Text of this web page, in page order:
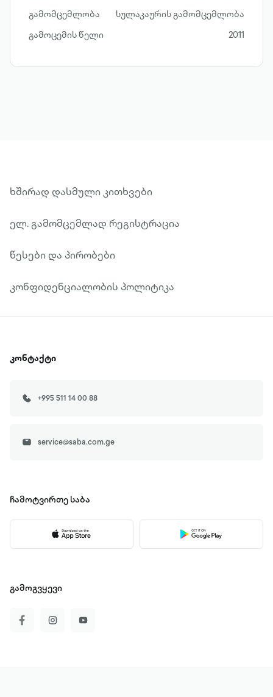
გამომცემლობა
სულაკაურის გამომცემლობა
გამოცემის წელი
2011
ხშირად დასმული კითხვები
ელ. გამომცემლად რეგისტრაცია
წესები და პირობები
კონფიდენციალობის პოლიტიკა
კონტაქტი
+995 511 14 00 88
service@saba.com.ge
ჩამოტვირთე საბა
გამოგვყევი